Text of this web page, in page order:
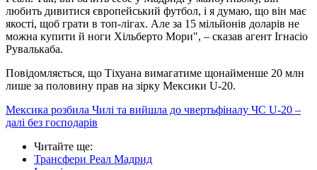
любить дивитися європейський футбол, і я думаю, що він має
якості, щоб грати в топ-лігах. Але за 15 мільйонів доларів не
можна купити й ноги Хільберто Мори", – сказав агент Ігнасіо
Рувалькаба.
Повідомляється, що Тіхуана вимагатиме щонайменше 20 млн
лише за половину прав на зірку Мексики U-20.
Мексика розбила Чилі та вийшла до чвертьфіналу ЧС U-20 –
далі без господарів
Читайте ще:
Трансфери Реал Мадрид